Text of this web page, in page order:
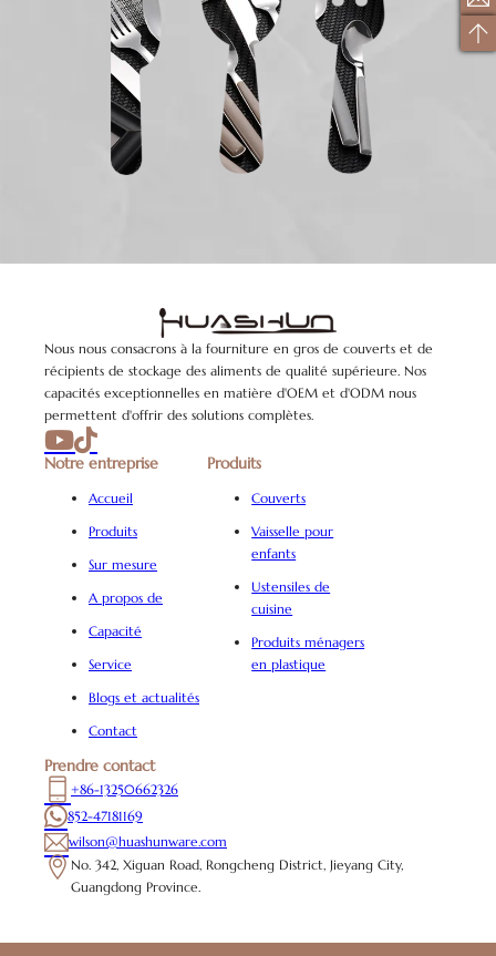
Nous nous consacrons à la fourniture en gros de couverts et de
récipients de stockage des aliments de qualité supérieure. Nos
capacités exceptionnelles en matière d'OEM et d'ODM nous
permettent d'offrir des solutions complètes.
Notre entreprise
Accueil
Produits
Sur mesure
A propos de
Capacité
Service
Blogs et actualités
Contact
Produits
Couverts
Vaisselle pour
enfants
Ustensiles de
cuisine
Produits ménagers
en plastique
Prendre contact
+86-13250662326
852-47181169
wilson@huashunware.com
No. 342, Xiguan Road, Rongcheng District, Jieyang City,
Guangdong Province.